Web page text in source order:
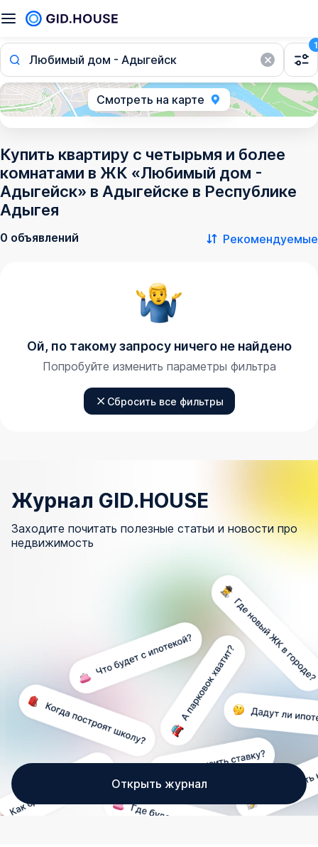
Любимый дом - Адыгейск
1
Смотреть на карте
Купить квартиру с четырьмя и более
комнатами в ЖК «Любимый дом -
Адыгейск» в Адыгейске в Республике
Адыгея
0 объявлений Рекомендуемые
Ой, по такому запросу ничего не найдено
Попробуйте изменить параметры фильтра
Сбросить все фильтры
Журнал GID.HOUSE
Заходите почитать полезные статьи и новости про
недвижимость
Открыть журнал